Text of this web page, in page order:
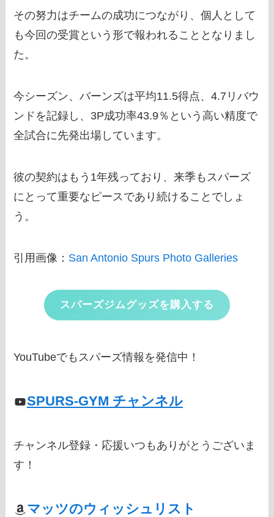
その努力はチームの成功につながり、個人として
も今回の受賞という形で報われることとなりまし
た。
今シーズン、バーンズは平均11.5得点、4.7リバウ
ンドを記録し、3P成功率43.9％という高い精度で
全試合に先発出場しています。
彼の契約はもう1年残っており、来季もスパーズ
にとって重要なピースであり続けることでしょ
う。
引用画像： San Antonio Spurs Photo Galleries
スパーズジムグッズを購入する
YouTubeでもスパーズ情報を発信中！
SPURS-GYM チャンネル
チャンネル登録・応援いつもありがとうございま
す！
マッツのウィッシュリスト